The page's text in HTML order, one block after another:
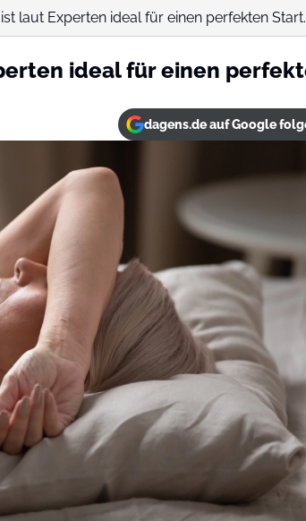
laut Experten ideal für einen perfekten
ideal für einen
dagens.de auf Google